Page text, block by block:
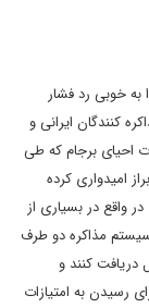
به خوبی رد فشار
کنندگان ایرانی و
احیای برجام که طی
امیدواری کرده
واقع در بسیاری از
سیستم مذاکره دو طرف
دریافت کنند و
رسیدن به امتیازات